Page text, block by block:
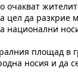
очакват
да разкрие
национални
площад в
носия и да